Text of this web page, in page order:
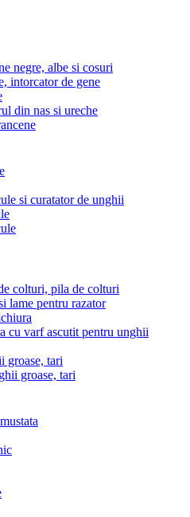
negre, albe si cosuri
intorcator de gene
din nas si ureche
si curatator de unghii
colturi, pila de colturi
lame pentru razator
cu varf ascutit pentru unghii
groase, tari
groase, tari